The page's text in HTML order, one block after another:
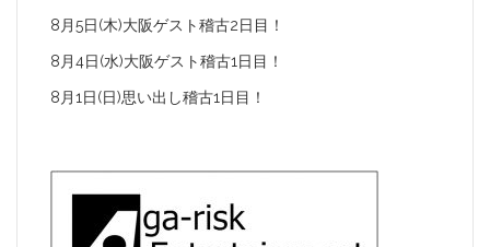
8月5日(木)大阪ゲスト稽古2日目！
8月4日(水)大阪ゲスト稽古1日目！
8月1日(日)思い出し稽古1日目！